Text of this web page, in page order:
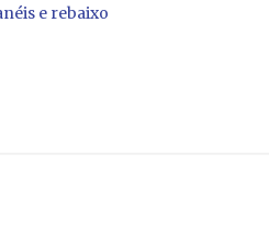
e rebaixo